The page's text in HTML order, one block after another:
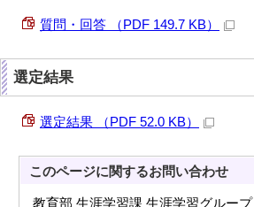
質問・回答 （PDF 149.7 KB）
選定結果
選定結果 （PDF 52.0 KB）
このページに関するお問い合わせ
教育部 生涯学習課 生涯学習グループ